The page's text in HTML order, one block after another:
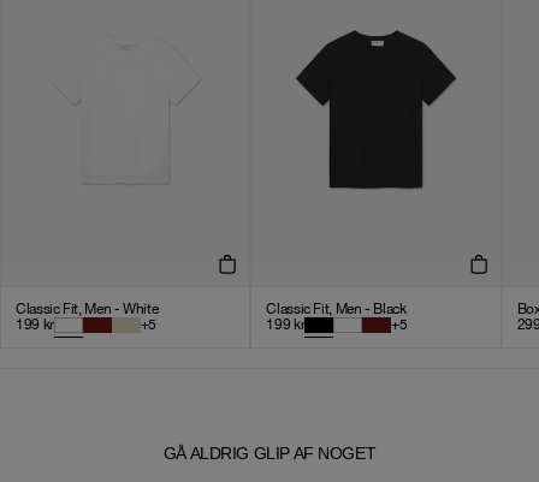
Classic Fit, Men - White
199 kr +5
Classic Fit, Men - Black
199 kr +5
GÅ ALDRIG GLIP AF NOGET